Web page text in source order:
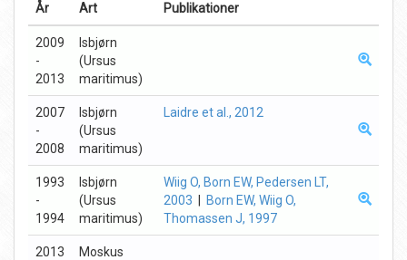
År Art Publikationer
2009
-
2013
Isbjørn
(Ursus
maritimus)
2007
-
2008
Isbjørn
(Ursus
maritimus)
Laidre et al., 2012
1993
-
1994
Isbjørn
(Ursus
maritimus)
Wiig O, Born EW, Pedersen LT,
2003
Born EW, Wiig O,
Thomassen J, 1997
2013
Moskus